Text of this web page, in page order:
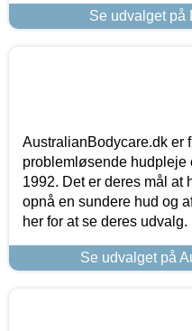
Se udvalget på
AustralianBodycare.dk er
problemløsende
1992. Det er deres mål
opnå en sundere hud og
her for at se deres udvalg.
Se udvalget på